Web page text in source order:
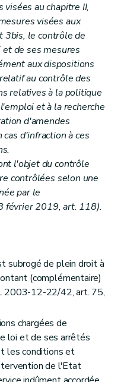
au chapitre II,
visées aux
3bis, le contrôle de
de ses mesures
aux dispositions
au contrôle des
relatives à la politique
et à la recherche
d'amendes
d'infraction à ces
l'objet du contrôle
contrôlées selon une
par le
février 2019, art. 118).
subrogé de plein droit à
(complémentaire)
2003-12-22/42, art. 75,
chargées de
loi et de ses arrêtés
les conditions et
de l'Etat